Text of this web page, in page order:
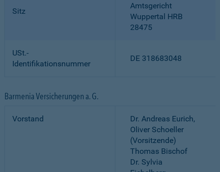
Sitz
Amtsgericht
Wuppertal HRB
28475
USt.-
Identifikationsnummer
DE 318683048
Barmenia Versicherungen a. G.
Vorstand
Dr. Andreas Eurich,
Oliver Schoeller
(Vorsitzende)
Thomas Bischof
Dr. Sylvia